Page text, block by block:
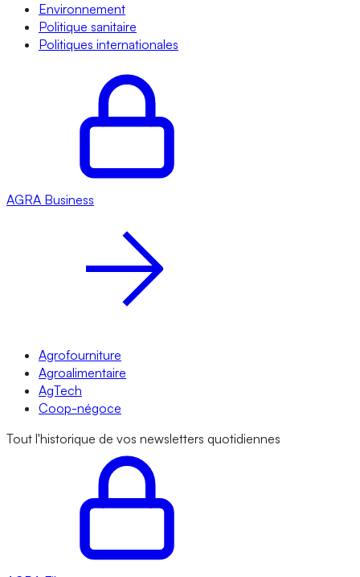
Environnement
Politique sanitaire
Politiques internationales
AGRA Business
Agrofourniture
Agroalimentaire
AgTech
Coop-négoce
Tout l'historique de vos newsletters quotidiennes